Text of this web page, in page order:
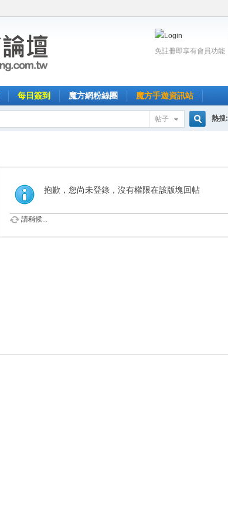
免註冊即享有會員功能
每日簽到 魔方網粉絲團 魔方手遊資訊站
帖子
索
熱搜:
抱歉，您尚未登錄，沒有權限在該版塊回帖
請稍候...